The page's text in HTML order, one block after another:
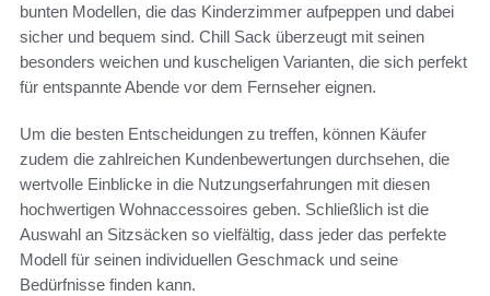
bunten Modellen, die das Kinderzimmer aufpeppen und dabei
sicher und bequem sind. Chill Sack überzeugt mit seinen
besonders weichen und kuscheligen Varianten, die sich perfekt
für entspannte Abende vor dem Fernseher eignen.
Um die besten Entscheidungen zu treffen, können Käufer
zudem die zahlreichen Kundenbewertungen durchsehen, die
wertvolle Einblicke in die Nutzungserfahrungen mit diesen
hochwertigen Wohnaccessoires geben. Schließlich ist die
Auswahl an Sitzsäcken so vielfältig, dass jeder das perfekte
Modell für seinen individuellen Geschmack und seine
Bedürfnisse finden kann.